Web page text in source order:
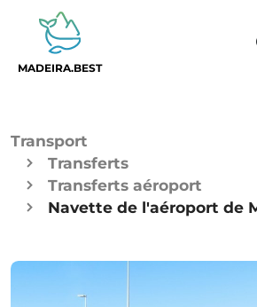
MADEIRA.BEST
Transport
Transferts
Transferts aéroport
Navette de l'aéroport de